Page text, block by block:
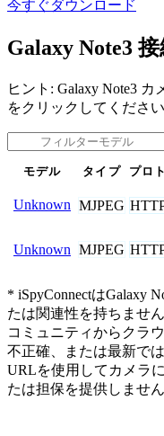
今すぐダウンロード
Galaxy Note3
ヒント: Galaxy Note3
をクリックしてください
モデル タイプ プロ
Unknown MJPEG
Unknown MJPEG
* iSpyConnectはGalaxy
たは関連性を持ちませ
コミュニティからクラ
不正確、または最新で
URLを使用してカメラ
たは担保を提供しません